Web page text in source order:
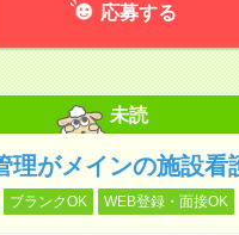
応募する
未読
理がメインの施設看
ブランクOK WEB登録・面接OK